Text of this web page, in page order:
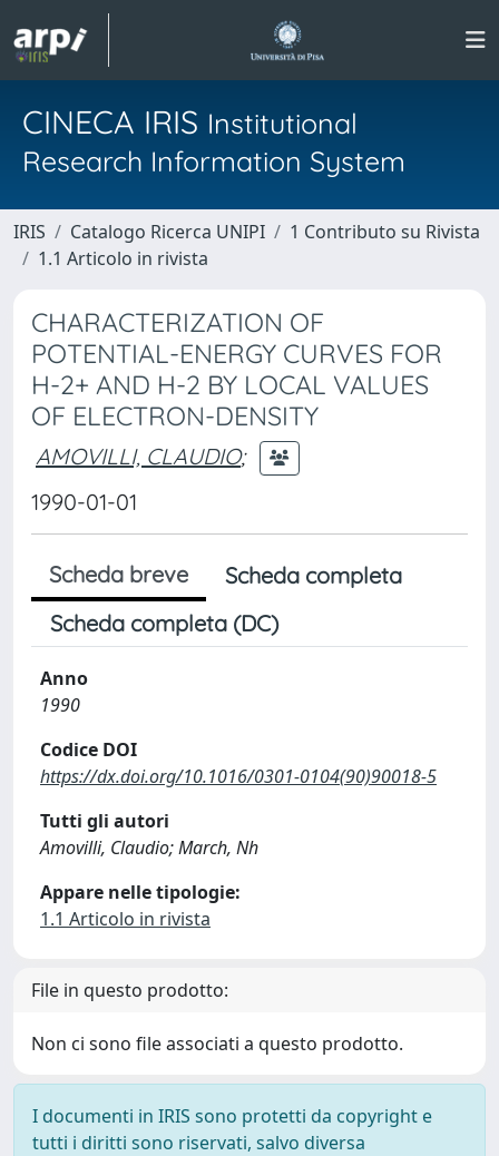
CINECA IRIS Institutional
Research Information System
IRIS Catalogo Ricerca UNIPI
1 Contributo su Rivista
1.1 Articolo in rivista
CHARACTERIZATION OF
POTENTIAL-ENERGY CURVES FOR
H-2+ AND H-2 BY LOCAL VALUES
OF ELECTRON-DENSITY
AMOVILLI, CLAUDIO;
1990-01-01
Scheda breve
Scheda completa
Scheda completa (DC)
Anno
1990
Codice DOI
https://dx.doi.org/10.1016/0301-0104(90)90018-5
Tutti gli autori
Amovilli, Claudio; March, Nh
Appare nelle tipologie:
1.1 Articolo in rivista
File in questo prodotto:
Non ci sono file associati a questo prodotto.
I documenti in IRIS sono protetti da copyright e
tutti i diritti sono riservati, salvo diversa